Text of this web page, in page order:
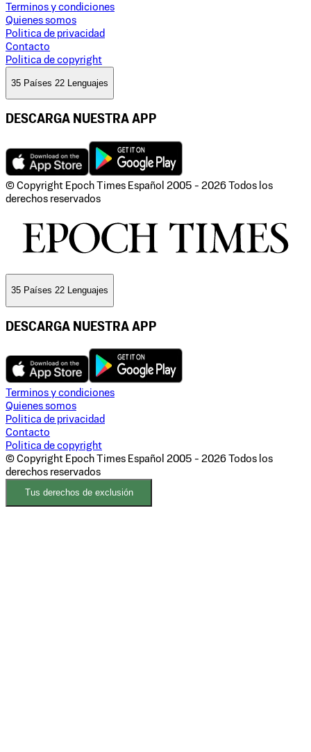
Terminos y condiciones
Quienes somos
Politica de privacidad
Contacto
Politica de copyright
35 Países 22 Lenguajes
DESCARGA NUESTRA APP
© Copyright Epoch Times Español 2005 - 2026 Todos los
derechos reservados
35 Países 22 Lenguajes
DESCARGA NUESTRA APP
Terminos y condiciones
Quienes somos
Politica de privacidad
Contacto
Politica de copyright
© Copyright Epoch Times Español 2005 - 2026 Todos los
derechos reservados
Tus derechos de exclusión